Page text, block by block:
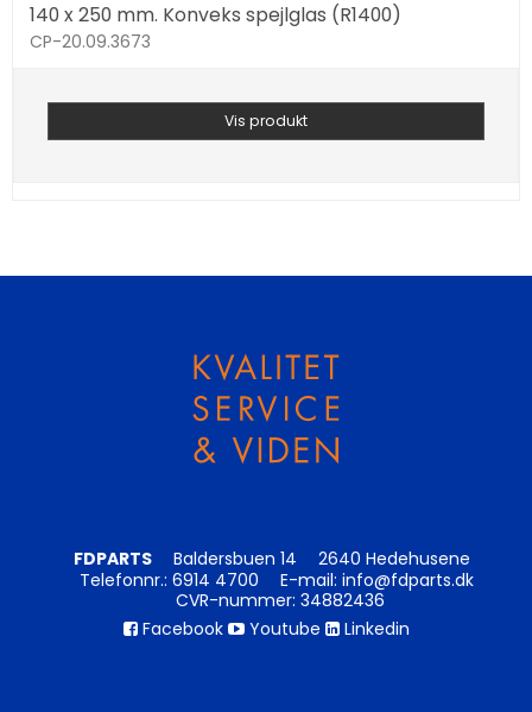
140 x 250 mm. Konveks spejlglas (R1400)
CP-20.09.3673
Vis produkt
FDPARTS Baldersbuen 14
2640 Hedehusene
Telefonnr.: 6914 4700 E-mail: info@fdparts.dk
CVR-nummer: 34882436
Facebook
Youtube Linkedin